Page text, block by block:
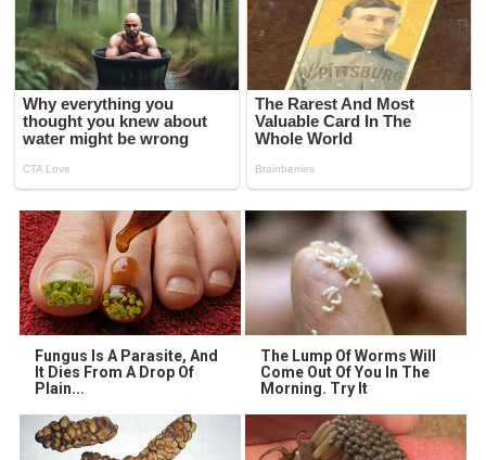
Fungus Is A Parasite, And
It Dies From A Drop Of
Plain...
The Lump Of Worms Will
Come Out Of You In The
Morning. Try It